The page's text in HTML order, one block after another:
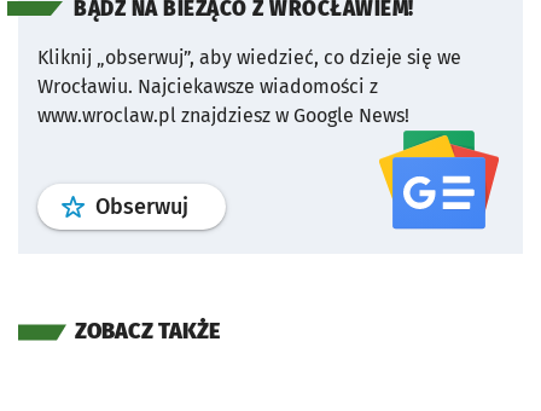
BĄDŹ NA BIEŻĄCO Z WROCŁAWIEM!
Kliknij „obserwuj”, aby wiedzieć, co dzieje się we
Wrocławiu. Najciekawsze wiadomości z
www.wroclaw.pl znajdziesz w Google News!
Obserwuj profil serwisu
ZOBACZ TAKŻE